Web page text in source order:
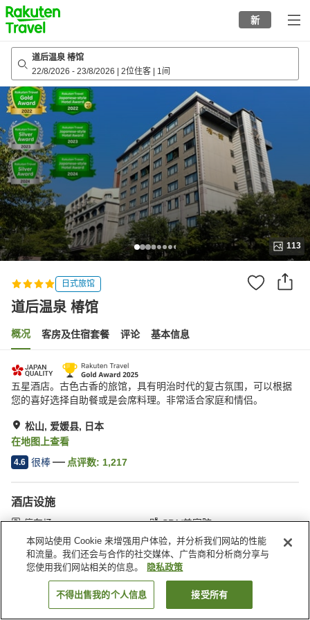
to
top
page
新
道后温泉 椿馆
22/8/2026 - 23/8/2026 2位住客 1间
113
日式旅馆
道后温泉 椿馆
概况 客房及住宿套餐 评论 基本信息
五星酒店。古色古香的旅馆，具有明治时代的复古氛围，可以根据
您的喜好选择自助餐或是会席料理。非常适合家庭和情侣。
松山, 爱媛县, 日本
在地图上查看
4.6 很棒 点评数: 1,217
酒店设施
停车场
SPA/美容院
休息室
咖啡厅
首页 日本 爱媛县 松山 道后温泉 椿馆
搜索客房
本网站使用 Cookie 来增强用户体验，并分析我们网站的性能
和流量。我们还会与合作的社交媒体、广告商和分析商分享与
您使用我们网站相关的信息。
隐私政策
不得出售我的个人信息 接受所有